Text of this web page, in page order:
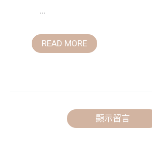
...
READ MORE
顯示留言